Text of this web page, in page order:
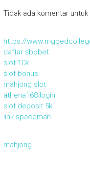
Tidak ada komentar
https://
daftar sbobet
slot 10k
slot bonus
mahjong slot
athena168 login
slot deposit 5k
link spaceman
mahjong